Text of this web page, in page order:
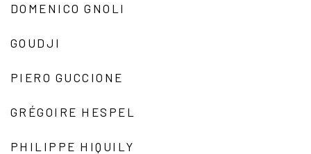
DOMENICO GNOLI
GOUDJI
PIERO GUCCIONE
GRÉGOIRE HESPEL
PHILIPPE HIQUILY